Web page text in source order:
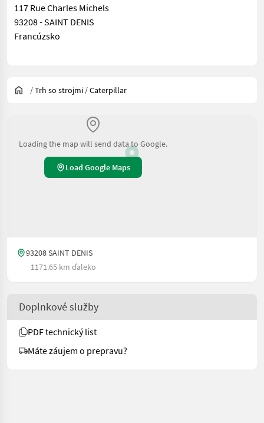
117 Rue Charles Michels
93208 - SAINT DENIS
Francúzsko
/Trh so strojmi /Caterpillar
Loading the map will send data to Google.
Load Google Maps
93208 SAINT DENIS
1171.65 km ďaleko
Doplnkové služby
PDF technický list
Máte záujem o prepravu?